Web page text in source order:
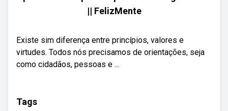
|| FelizMente
Existe sim diferença entre princípios, valores e
virtudes. Todos nós precisamos de orientações, seja
como cidadãos, pessoas e ...
Tags